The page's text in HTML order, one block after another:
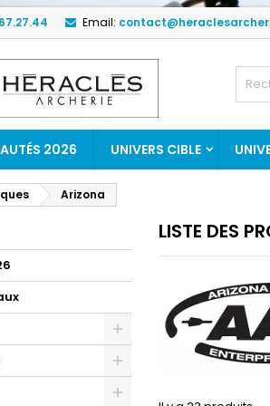
Email:
2026 UNIVERS CIBLE
Arizona
LISTE DES